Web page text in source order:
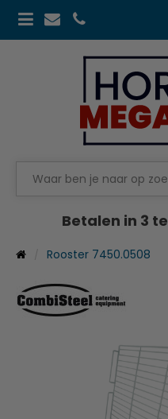
Betalen in 3
Rooster 7450.0508